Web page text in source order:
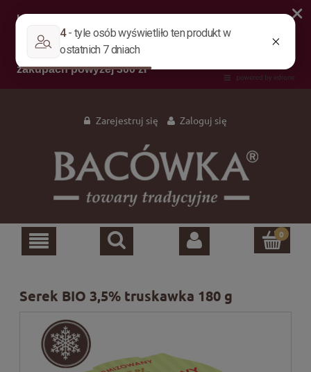
Zarejestruj się Zaloguj się
Serek BIO 3,5% truskawka 180 g